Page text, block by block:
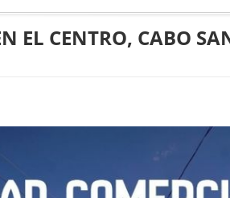
EL CENTRO, CABO